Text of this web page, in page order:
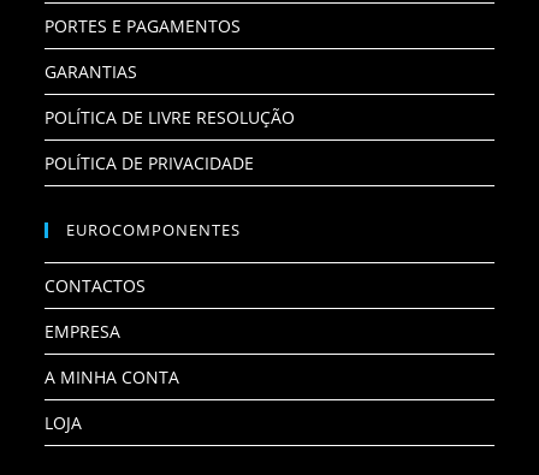
PORTES E PAGAMENTOS
GARANTIAS
POLÍTICA DE LIVRE RESOLUÇÃO
POLÍTICA DE PRIVACIDADE
EUROCOMPONENTES
CONTACTOS
EMPRESA
A MINHA CONTA
LOJA